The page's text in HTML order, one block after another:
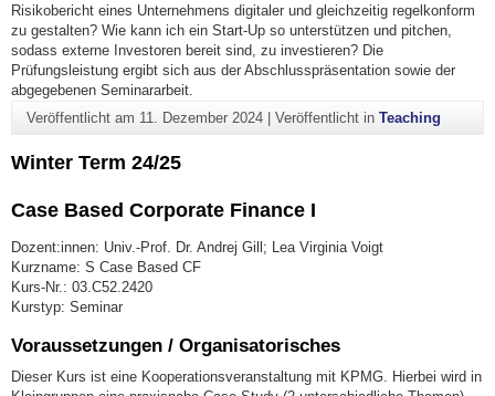
Risikobericht eines Unternehmens digitaler und gleichzeitig regelkonform
zu gestalten? Wie kann ich ein Start-Up so unterstützen und pitchen,
sodass externe Investoren bereit sind, zu investieren? Die
Prüfungsleistung ergibt sich aus der Abschlusspräsentation sowie der
abgegebenen Seminararbeit.
Veröffentlicht am 11. Dezember 2024| Veröffentlicht in Teaching
Winter Term 24/25
Case Based Corporate Finance I
Dozent:innen: Univ.-Prof. Dr. Andrej Gill; Lea Virginia Voigt
Kurzname: S Case Based CF
Kurs-Nr.: 03.C52.2420
Kurstyp: Seminar
Voraussetzungen / Organisatorisches
Dieser Kurs ist eine Kooperationsveranstaltung mit KPMG. Hierbei wird in